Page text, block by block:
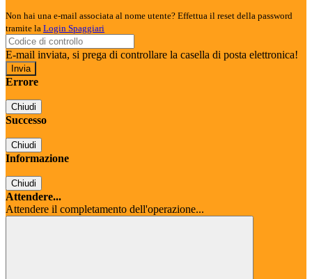
Non hai una e-mail associata al nome utente? Effettua il reset della password
tramite la Login Spaggiari
E-mail inviata, si prega di controllare la casella di posta elettronica!
Errore
Chiudi
Successo
Chiudi
Informazione
Chiudi
Attendere...
Attendere il completamento dell'operazione...